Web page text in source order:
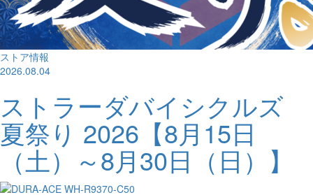
ストア情報
2026.08.04
ストラーダバイシクルズ
夏祭り 2026【8月15日
（土）～8月30日（日）】